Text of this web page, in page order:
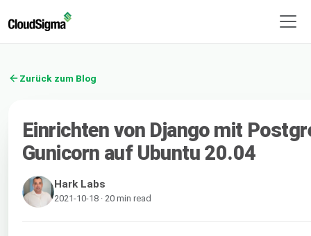
Zurück zum Blog
Einrichten von Django mit
Gunicorn auf Ubuntu 20.04
Hark Labs
2021-10-18 · 20 min read